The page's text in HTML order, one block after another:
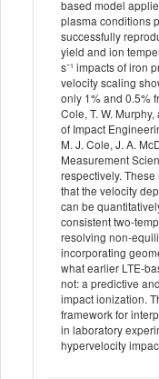
based model
plasma conditions
successfully
yield and ion
s⁻¹ impacts of iron
velocity scaling
only 1% and 0.5%
Cole, T. W.
of Impact
M. J. Cole, J. A.
Measurement
respectively.
that the velocity
can be
consistent two-
resolving non-
incorporating
what earlier LTE-
not: a predictive
impact ionization.
framework for
in laboratory
hypervelocity